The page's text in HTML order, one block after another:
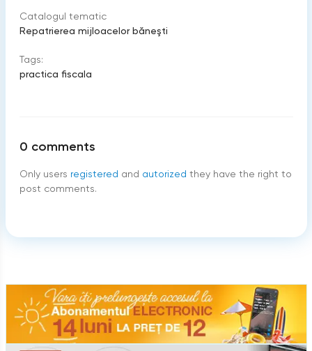
Catalogul tematic
Repatrierea mijloacelor băneşti
Tags:
practica fiscala
0 comments
Only users registered and autorized they have the right to
post comments.